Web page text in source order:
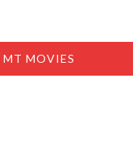
MT MOVIES